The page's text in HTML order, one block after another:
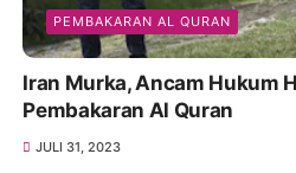
PEMBAKARAN AL QURAN
Iran Murka, Ancam Hukum
Pembakaran Al Quran
JULI 31, 2023